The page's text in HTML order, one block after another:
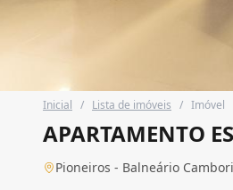
Inicial / Lista de imóveis / Imóvel
APARTAMENTO
Pioneiros - Balneário